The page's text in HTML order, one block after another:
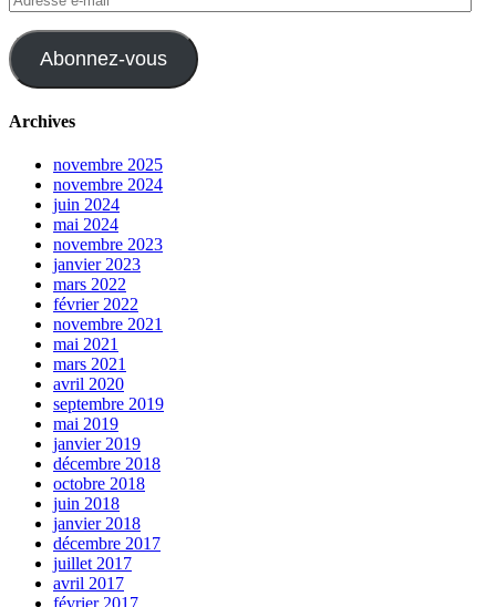
e-
mail
Abonnez-vous
Archives
novembre 2025
novembre 2024
juin 2024
mai 2024
novembre 2023
janvier 2023
mars 2022
février 2022
novembre 2021
mai 2021
mars 2021
avril 2020
septembre 2019
mai 2019
janvier 2019
décembre 2018
octobre 2018
juin 2018
janvier 2018
décembre 2017
juillet 2017
avril 2017